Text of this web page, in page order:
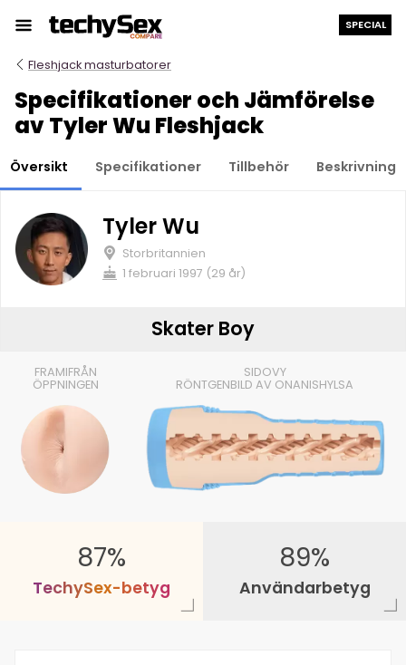
till
innehållet
SPECIAL
Fleshjack masturbatorer
Specifikationer och Jämförelse
av Tyler Wu Fleshjack
Översikt Specifikationer Tillbehör Beskrivning
FRAMIFRÅN
ÖPPNINGEN
SIDOVY
RÖNTGENBILD AV ONANISHYLSA
87%
TechySex-betyg
89%
Användarbetyg
Tyler Wu
Storbritannien
1 februari 1997 (29 år)
Skater Boy